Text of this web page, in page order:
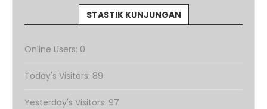
STASTIK KUNJUNGAN
Online Users: 0
Today's Visitors: 89
Yesterday's Visitors: 97